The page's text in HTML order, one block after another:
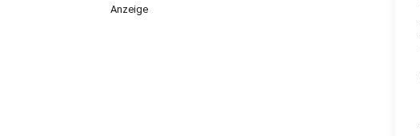
Anzeige